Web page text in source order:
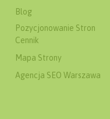
Blog
Pozycjonowanie Stron
Cennik
Mapa Strony
Agencja SEO Warszawa